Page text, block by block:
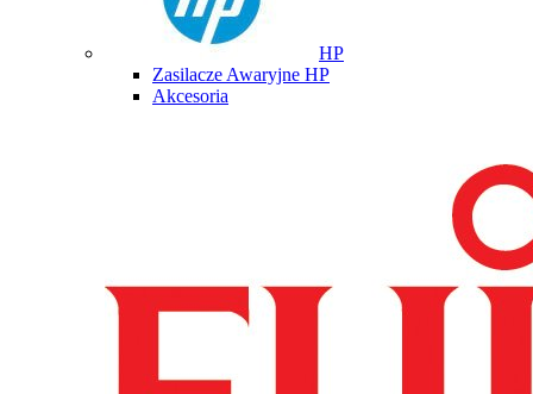
HP
Zasilacze Awaryjne HP
Akcesoria